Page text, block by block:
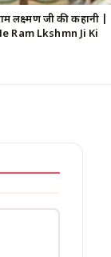
लक्ष्मण जी की कहानी |
Ram Lkshmn Ji Ki